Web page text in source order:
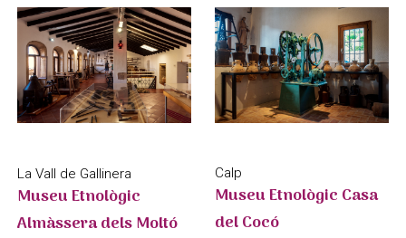
La Vall de Gallinera
Museu Etnològic
Almàssera dels Moltó
Calp
Museu Etnològic Casa
del Cocó